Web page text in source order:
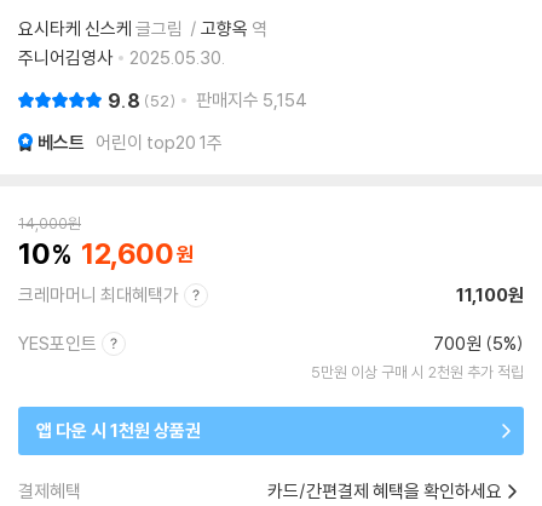
요시타케 신스케 글그림 고향옥 역
주니어김영사
2025.05.30.
9.8 52 판매지수 5,154
베스트 어린이 top20 1주
14,000원
10 12,600
크레마머니 최대혜택가 11,100원
YES포인트 700원 (5%)
5만원 이상 구매 시 2천원 추가 적립
앱 다운 시 1천원 상품권
결제혜택 카드/간편결제 혜택을 확인하세요